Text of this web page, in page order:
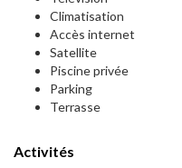
Climatisation
Accès internet
Satellite
Piscine privée
Parking
Terrasse
Activités